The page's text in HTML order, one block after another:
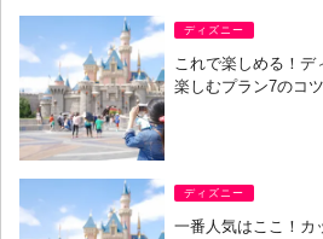
ディズニー
これで楽しめる！デ
楽しむプラン7のコツ
ディズニー
一番人気はここ！カ